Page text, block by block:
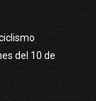
del 10 de